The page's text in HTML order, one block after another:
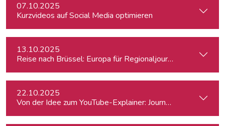
07.10.2025
Kurzvideos auf Social Media optimieren
13.10.2025
Reise nach Brüssel: Europa für Regionaljournalist:innen
22.10.2025
Von der Idee zum YouTube-Explainer: Journalistische